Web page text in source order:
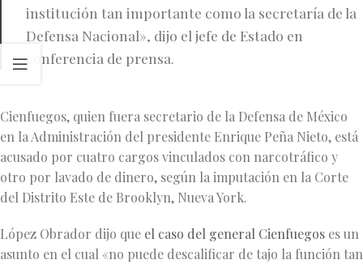
institución tan importante como la secretaría de la
Defensa Nacional», dijo el jefe de Estado en
conferencia de prensa.
Cienfuegos, quien fuera secretario de la Defensa de México
en la Administración del presidente Enrique Peña Nieto, está
acusado por cuatro cargos vinculados con narcotráfico y
otro por lavado de dinero, según la imputación en la Corte
del Distrito Este de Brooklyn, Nueva York.
López Obrador dijo que el caso del general Cienfuegos es un
asunto en el cual «no puede descalificar de tajo la función tan